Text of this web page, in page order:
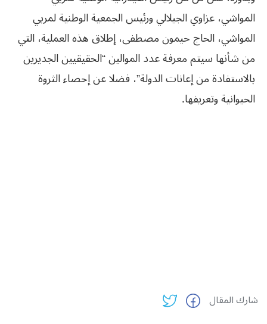
المواشي، عزاوي الجيلالي ورئيس الجمعية الوطنية لمربي
المواشي، الحاج حيمون مصطفى، إطلاق هذه العملية، التي
من شأنها سيتم معرفة عدد الموالين “الحقيقيين الجديرين
بالاستفادة من إعانات الدولة”، فضلا عن إحصاء الثروة
الحيوانية وتعريفها.
شارك المقال